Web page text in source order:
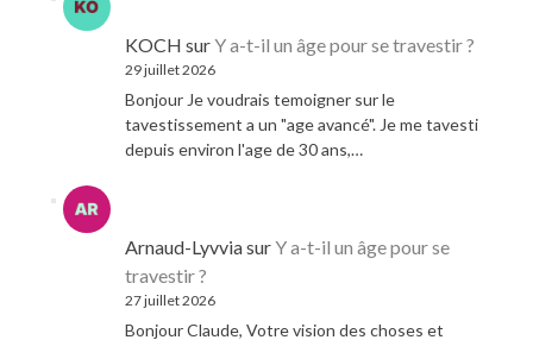
KOCH surY a-t-il un âge pour se travestir ?
29 juillet 2026
Bonjour Je voudrais temoigner sur le
tavestissement a un "age avancé". Je me tavesti
depuis environ l'age de 30 ans,…
Arnaud-LyvviasurY a-t-il un âge pour se
travestir ?
27 juillet 2026
Bonjour Claude, Votre vision des choses et